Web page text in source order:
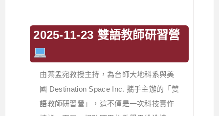
2025-11-23 雙語教師研習營
由葉孟宛教授主持，為台師大地科系與美
國 Destination Space Inc. 攜手主辦的「雙
語教師研習營」，這不僅是一次科技實作